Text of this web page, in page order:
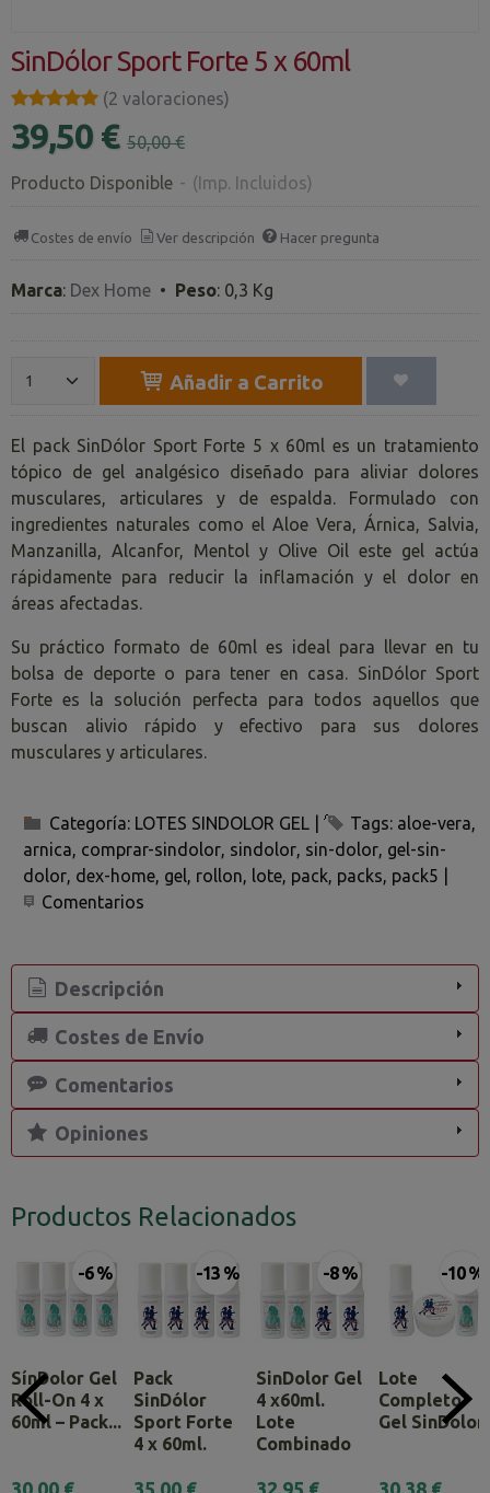
SinDólor Sport Forte 5 x 60ml
★★★★★
★★★★★ (2 valoraciones)
39,50 € 50,00 €
Producto Disponible - (Imp. Incluidos)
Costes de envío Ver descripción Hacer pregunta
Marca: Dex Home • Peso: 0,3 Kg
Añadir a Carrito
El pack SinDólor Sport Forte 5 x 60ml es un tratamiento
tópico de gel analgésico diseñado para aliviar dolores
musculares, articulares y de espalda. Formulado con
ingredientes naturales como el Aloe Vera, Árnica, Salvia,
Manzanilla, Alcanfor, Mentol y Olive Oil este gel actúa
rápidamente para reducir la inflamación y el dolor en
áreas afectadas.
Su práctico formato de 60ml es ideal para llevar en tu
bolsa de deporte o para tener en casa. SinDólor Sport
Forte es la solución perfecta para todos aquellos que
buscan alivio rápido y efectivo para sus dolores
musculares y articulares.
Categoría: LOTES SINDOLOR GEL Tags: aloe-vera
arnica comprar-sindolor sindolor sin-dolor gel-sin-
dolor dex-home gel rollon lote pack packs pack5
Comentarios
Descripción
Costes de Envío
Comentarios
Opiniones
Productos Relacionados
-6 %
SínDolor Gel
Roll-On 4 x
60ml – Pack...
30,00 €
-13 %
Pack
SinDólor
Sport Forte
4 x 60ml.
35,00 €
-8 %
SinDolor Gel
4 x60ml.
Lote
Combinado
32,95 €
-10 %
Lote
Completo
Gel SinDolor
30,38 €